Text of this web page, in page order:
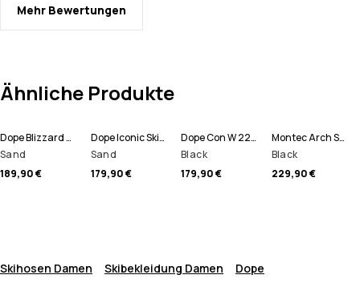
Mehr Bewertungen
Ähnliche Produkte
Dope Blizzard W Skijacke Damen
Sand
189,90 €
Dope Iconic Skihose Herren
Sand
179,90 €
Dope Con W 22 Skihose Damen
Black
179,90 €
Montec Arch Snowboardhose Herren
Black
229,90 €
Skihosen Damen Skibekleidung Damen Dope